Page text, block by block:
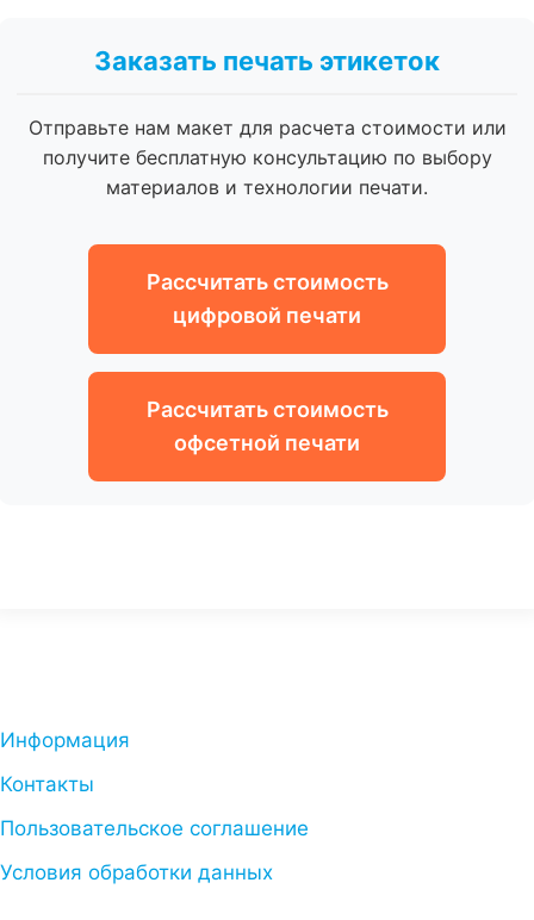
Заказать печать этикеток
Отправьте нам макет для расчета стоимости или
получите бесплатную консультацию по выбору
материалов и технологии печати.
Рассчитать стоимость
цифровой печати
Рассчитать стоимость
офсетной печати
Информация
Контакты
Пользовательское соглашение
Условия обработки данных